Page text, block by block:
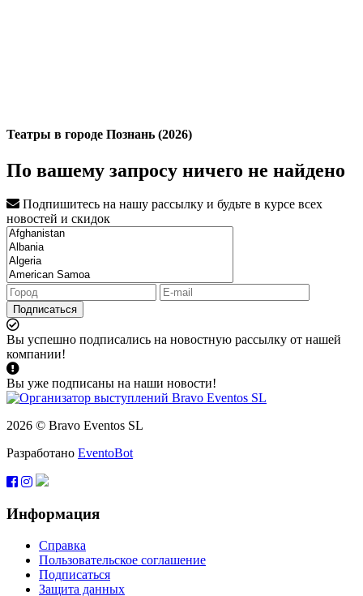
Театры в городе Познань (2026)
По вашему запросу ничего не найдено
Подпишитесь на нашу рассылку и будьте в курсе всех
новостей и скидок
Подписаться
Вы успешно подписались на новостную рассылку от нашей
компании!
Вы уже подписаны на наши новости!
2026 © Bravo Eventos SL
Разработано EventoBot
Информация
Справка
Пользовательское соглашение
Подписаться
Защита данных